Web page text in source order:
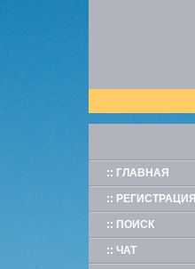
:: ГЛАВНАЯ
:: РЕГИСТРАЦИЯ
:: ПОИСК
:: ЧАТ